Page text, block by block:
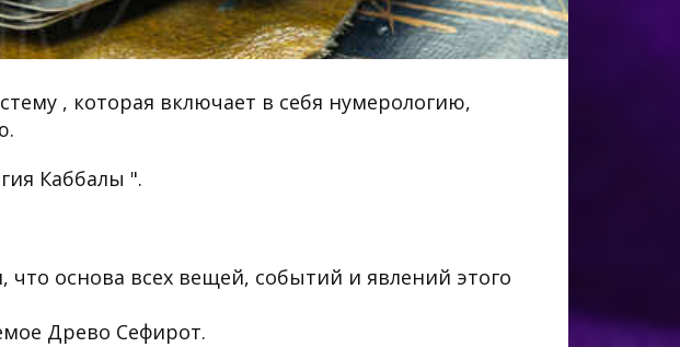
, которая включает в себя нумерологию,
Каббалы ".
что основа всех вещей, событий и явлений этого
Древо Сефирот.